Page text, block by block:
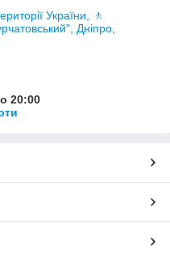
України, 🚶
Дніпро,
20:00